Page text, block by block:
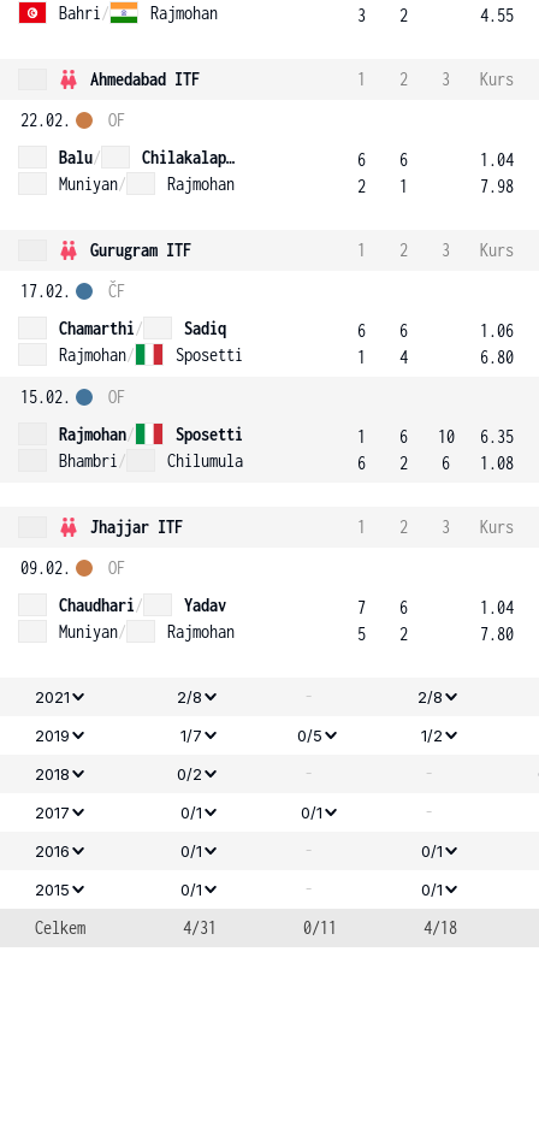
Bahri / Rajmohan
3
2
4.55
Ahmedabad ITF 1 2 3
Kurs
22.02.
Balu/
Chilakalapudi
Muniyan/ Rajmohan
OF
6
2
6
1
1.04
7.98
Gurugram ITF 1 2 3
Kurs
17.02.
Chamarthi/
Sadiq
Rajmohan/ Sposetti
ČF
6
1
6
4
1.06
6.80
15.02.
Rajmohan/
Sposetti
Bhambri / Chilumula
OF
1
6
6
2
10
6
6.35
1.08
Jhajjar ITF 1 2 3
Kurs
09.02.
Chaudhari/
Yadav
Muniyan/ Rajmohan
OF
7
5
6
2
1.04
7.80
2021 2/8 -
2/8
2019
1/7 0/5
1/2
2018
0/2 - -
2017
0/1 0/1 -
2016 0/1 -
0/1
2015
0/1 - 0/1
Celkem 4/31 0/11 4/18